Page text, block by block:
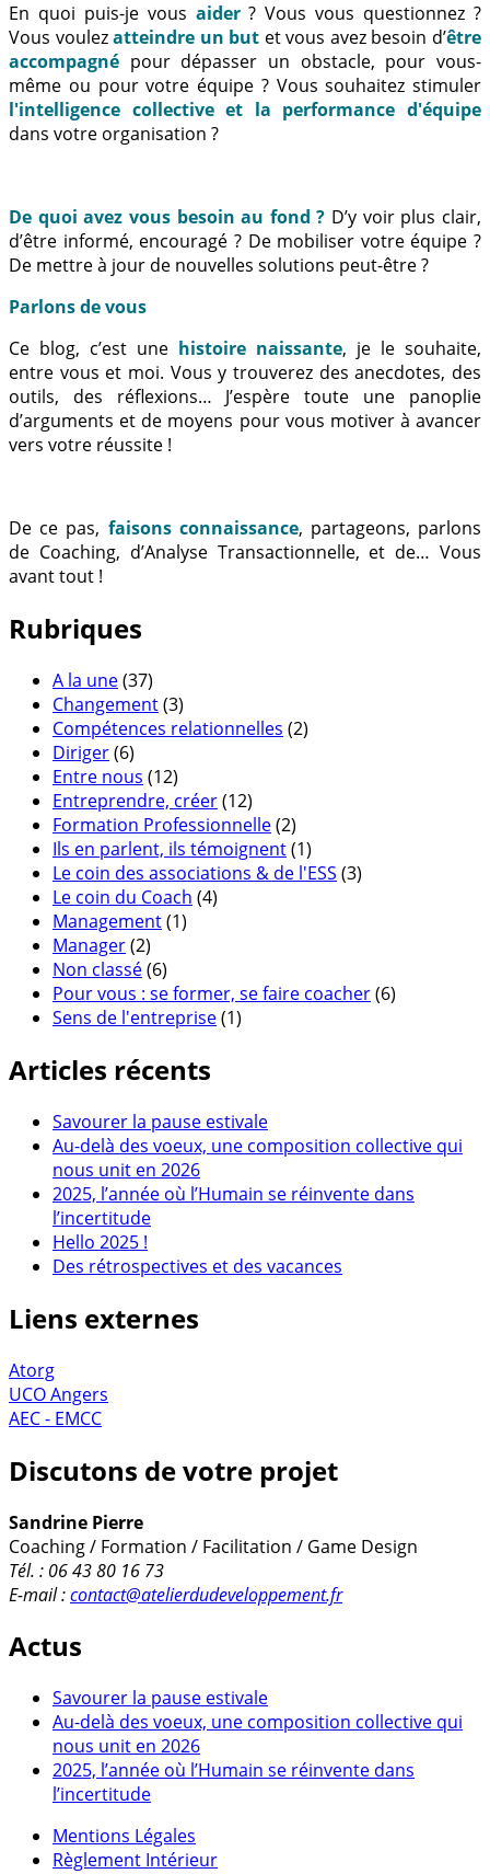
En quoi puis-je vous aider? Vous vous questionnez ?
Vous voulezatteindre un but et vous avez besoin d’être
accompagné pour dépasser un obstacle, pour vous-
même ou pour votre équipe ? Vous souhaitez stimuler
l'intelligence collective et la performance d'équipe
dans votre organisation ?
De quoi avez vous besoin au fond ? D’y voir plus clair,
d’être informé, encouragé ? De mobiliser votre équipe ?
De mettre à jour de nouvelles solutions peut-être ?
Parlons de vous
Ce blog, c’est une histoire naissante, je le souhaite,
entre vous et moi. Vous y trouverez des anecdotes, des
outils, des réflexions… J’espère toute une panoplie
d’arguments et de moyens pour vous motiver à avancer
vers votre réussite !
De ce pas, faisons connaissance, partageons, parlons
de Coaching, d’Analyse Transactionnelle, et de… Vous
avant tout !
Rubriques
A la une(37)
Changement(3)
Compétences relationnelles (2)
Diriger(6)
Entre nous (12)
Entreprendre, créer(12)
Formation Professionnelle(2)
Ils en parlent, ils témoignent(1)
Le coin des associations & de l'ESS (3)
Le coin du Coach (4)
Management(1)
Manager(2)
Non classé(6)
Pour vous : se former, se faire coacher(6)
Sens de l'entreprise(1)
Articles récents
Savourer la pause estivale
Au-delà des voeux, une composition collective qui
nous unit en 2026
2025, l’année où l’Humain se réinvente dans
l’incertitude
Hello 2025 !
Des rétrospectives et des vacances
Liens externes
Atorg
UCO Angers
AEC - EMCC
Discutons de votre projet
Sandrine Pierre
Coaching / Formation / Facilitation / Game Design
Tél. : 06 43 80 16 73
E-mail :contact@atelierdudeveloppement.fr
Actus
Savourer la pause estivale
Au-delà des voeux, une composition collective qui
nous unit en 2026
2025, l’année où l’Humain se réinvente dans
l’incertitude
Mentions Légales
Règlement Intérieur